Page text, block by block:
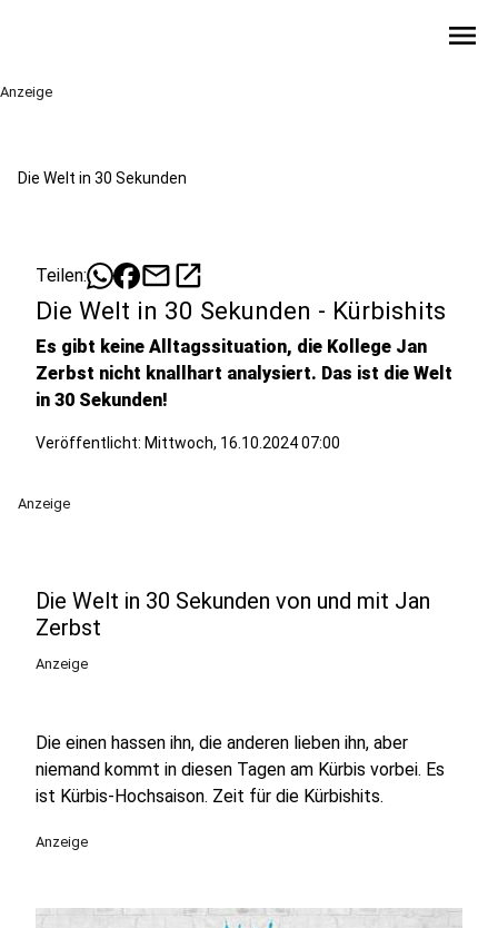
menu
Anzeige
Die Welt in 30 Sekunden
Teilen: mailopen_in_new
Die Welt in 30 Sekunden - Kürbishits
Es gibt keine Alltagssituation, die Kollege Jan
Zerbst nicht knallhart analysiert. Das ist die Welt
in 30 Sekunden!
Veröffentlicht: Mittwoch, 16.10.2024 07:00
Anzeige
Die Welt in 30 Sekunden von und mit Jan
Zerbst
Anzeige
Die einen hassen ihn, die anderen lieben ihn, aber
niemand kommt in diesen Tagen am Kürbis vorbei. Es
ist Kürbis-Hochsaison. Zeit für die Kürbishits.
Anzeige